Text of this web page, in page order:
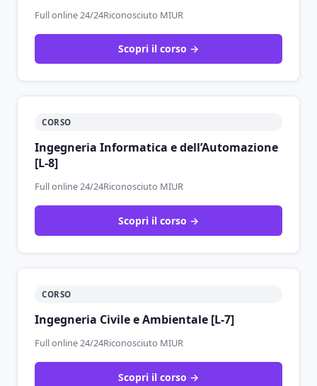
Full online 24/24Riconosciuto MIUR
Scopri il corso →
CORSO
Ingegneria Informatica e dell’Automazione
[L-8]
Full online 24/24Riconosciuto MIUR
Scopri il corso →
CORSO
Ingegneria Civile e Ambientale [L-7]
Full online 24/24Riconosciuto MIUR
Scopri il corso →